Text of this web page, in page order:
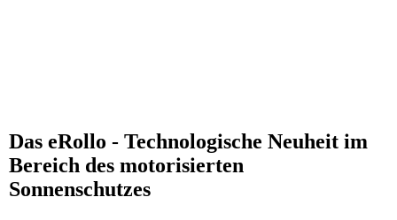
Das eRollo - Technologische Neuheit im
Bereich des motorisierten
Sonnenschutzes